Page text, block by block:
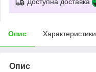
Опис Характеристики
Опис